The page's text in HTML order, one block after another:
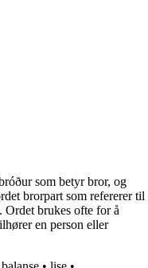
som betyr bror, og
brorpart som refererer til
Ordet brukes ofte for å
en person eller